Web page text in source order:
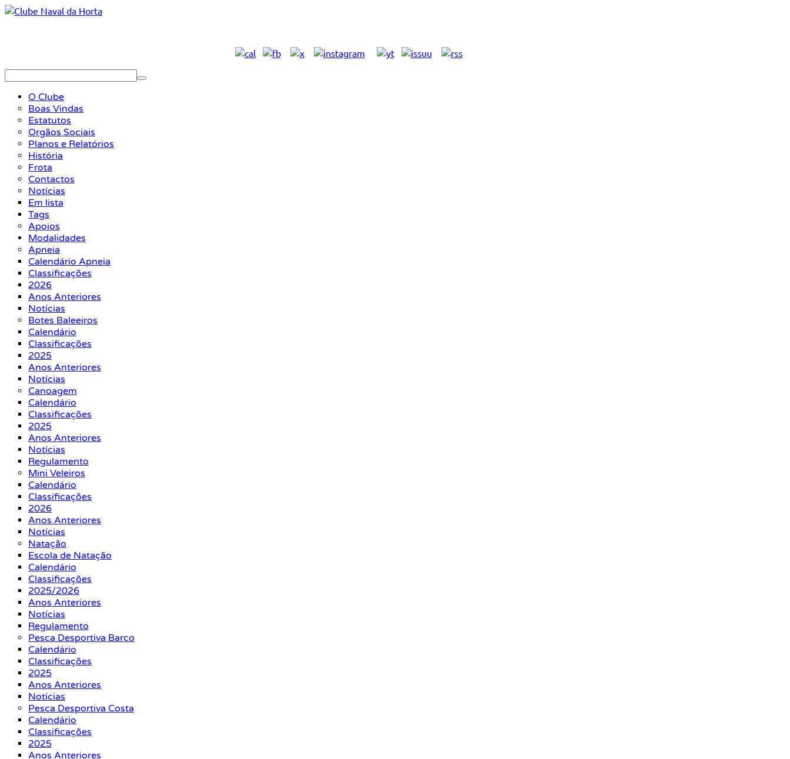
O Clube
Boas Vindas
Estatutos
Orgãos Sociais
Planos e Relatórios
História
Frota
Contactos
Notícias
Em lista
Tags
Apoios
Modalidades
Apneia
Calendário Apneia
Classificações
2026
Anos Anteriores
Notícias
Botes Baleeiros
Calendário
Classificações
2025
Anos Anteriores
Notícias
Canoagem
Calendário
Classificações
2025
Anos Anteriores
Notícias
Regulamento
Mini Veleiros
Calendário
Classificações
2026
Anos Anteriores
Notícias
Natação
Escola de Natação
Calendário
Classificações
2025/2026
Anos Anteriores
Notícias
Regulamento
Pesca Desportiva Barco
Calendário
Classificações
2025
Anos Anteriores
Notícias
Pesca Desportiva Costa
Calendário
Classificações
2025
Anos Anteriores